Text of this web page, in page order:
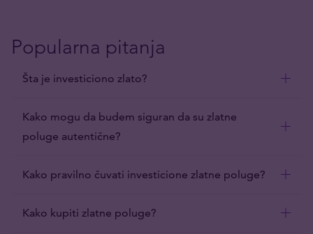
Popularna pitanja
Šta je investiciono zlato?
Kako mogu da budem siguran da su zlatne
poluge autentične?
Kako pravilno čuvati investicione zlatne poluge?
Kako kupiti zlatne poluge?